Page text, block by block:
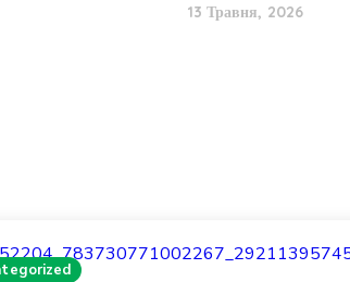
13 Травня, 2026